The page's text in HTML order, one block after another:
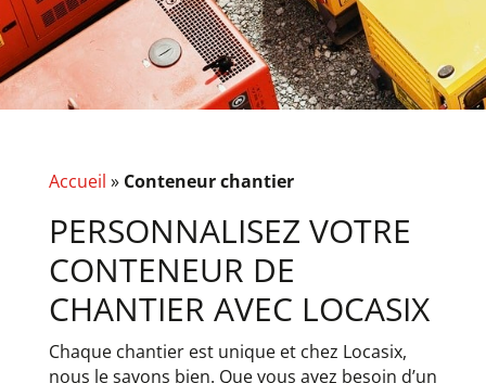
Accueil » Conteneur chantier
PERSONNALISEZ VOTRE
CONTENEUR DE
CHANTIER AVEC LOCASIX
Chaque chantier est unique et chez Locasix,
nous le savons bien. Que vous ayez besoin d’un